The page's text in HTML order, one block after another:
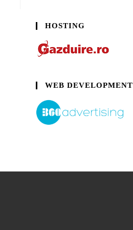
HOSTING
WEB DEVELOPMENT